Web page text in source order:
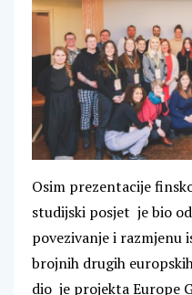
Osim prezentacije
studijski posjet je bio
povezivanje i razmjenu
brojnih drugih
dio je projekta Europe